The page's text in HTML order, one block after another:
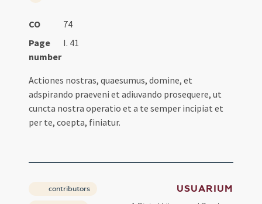
CO
74
Page
number
I. 41
Actiones nostras, quaesumus, domine, et
adspirando praeveni et adiuvando prosequere, ut
cuncta nostra operatio et a te semper incipiat et
per te, coepta, finiatur.
contributors USUARIUM